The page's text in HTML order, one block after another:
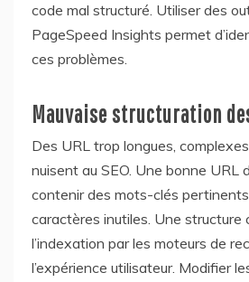
code mal structuré. Utiliser des
PageSpeed Insights permet
ces problèmes.
Mauvaise structuration
Des URL trop longues,
nuisent au SEO. Une bonne URL
contenir des mots-clés
caractères inutiles. Une structure
l’indexation par les moteurs de
l’expérience utilisateur. Modifier